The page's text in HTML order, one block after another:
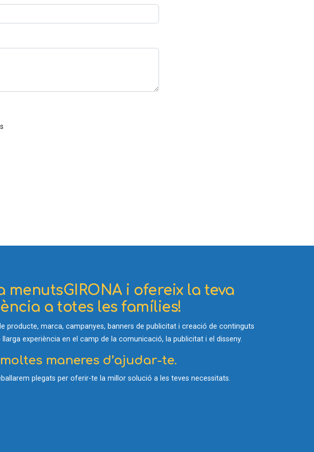
menutsGIRONA i ofereix la teva
a totes les famílies!
producte, marca, campanyes, banners de publicitat i creació de continguts
experiència en el camp de la comunicació, la publicitat i el disseny.
maneres d’ajudar-te.
plegats per oferir-te la millor solució a les teves necessitats.